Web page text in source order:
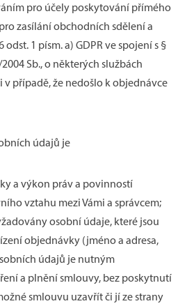
pro účely poskytování přímého
zasílání obchodních sdělení a
1 písm. a) GDPR ve spojení s §
Sb., o některých službách
případě, že nedošlo k objednávce
údajů je
a výkon práv a povinností
vztahu mezi Vámi a správcem;
osobní údaje, které jsou
objednávky (jméno a adresa,
údajů je nutným
a plnění smlouvy, bez poskytnutí
smlouvu uzavřít či jí ze strany